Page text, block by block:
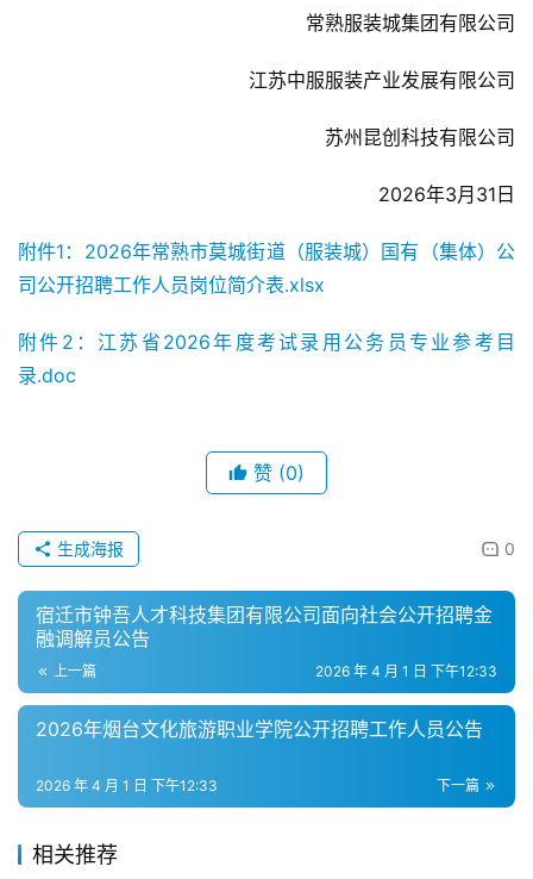
常熟服装城集团有限公司
江苏中服服装产业发展有限公司
苏州昆创科技有限公司
2026年3月31日
附件1：2026年常熟市莫城街道（服装城）国有（集体）公
司公开招聘工作人员岗位简介表.xlsx
附件2：江苏省2026年度考试录用公务员专业参考目
录.doc
赞 (0)
0
生成海报
宿迁市钟吾人才科技集团有限公司面向社会公开招聘金
融调解员公告
上一篇 2026 年 4 月 1 日 下午12:33
2026年烟台文化旅游职业学院公开招聘工作人员公告
下一篇
2026 年 4 月 1 日 下午12:33
相关推荐